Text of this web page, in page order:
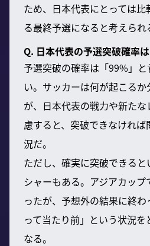
ため、日本代表にとっては比
る最終予選になると考えられ
Q. 日本代表の予選突破確率
予選突破の確率は「99%」
い。サッカーは何が起こる
が、日本代表の戦力や新た
慮すると、突破できなけれ
況だ。
ただし、確実に突破できる
シャーもある。アジアカッ
ったが、予想外の結果に終
って当たり前」という状況
なる。